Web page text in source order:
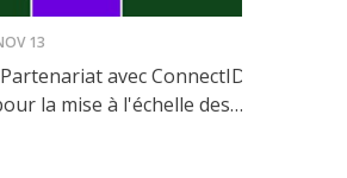
13
avec ConnectID
la mise à l'échelle des